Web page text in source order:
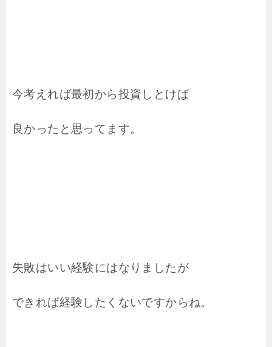
今考えれば最初から投資しとけば
良かったと思ってます。
失敗はいい経験にはなりましたが
できれば経験したくないですからね。